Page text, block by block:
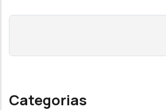
Categorias